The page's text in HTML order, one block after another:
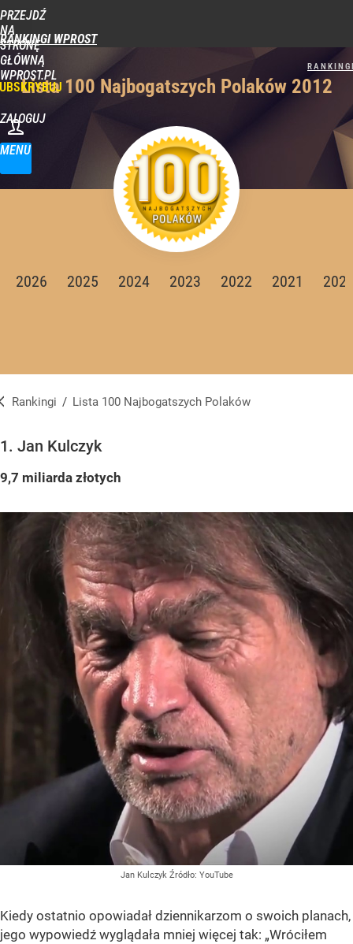
PRZEJDŹ
NA
STRONĘ
GŁÓWNĄ
WPROST.PL
RANKINGI WPROST
ZALOGUJ
MENU
Lista 100 Najbogatszych Polaków 2012
2026 2025 2024 2023 2022 2021
Rankingi / Lista 100 Najbogatszych Polaków
1. Jan Kulczyk
9,7 miliarda złotych
Jan Kulczyk Źródło: YouTube
Kiedy ostatnio opowiadał dziennikarzom o swoich planach,
jego wypowiedź wyglądała mniej więcej tak: „Wróciłem